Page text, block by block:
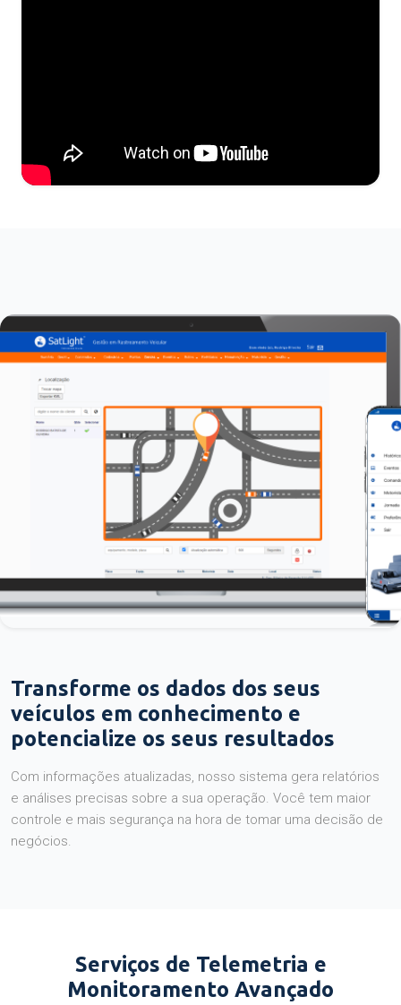
Transforme os dados dos seus
veículos em conhecimento e
potencialize os seus resultados
Com informações atualizadas, nosso sistema gera relatórios
e análises precisas sobre a sua operação. Você tem maior
controle e mais segurança na hora de tomar uma decisão de
negócios.
Serviços de Telemetria e
Monitoramento Avançado